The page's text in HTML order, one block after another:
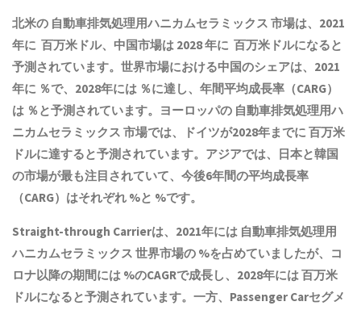
北米の 自動車排気処理用ハニカムセラミックス 市場は、2021
年に 百万米ドル、中国市場は 2028 年に 百万米ドルになると
予測されています。世界市場における中国のシェアは、2021
年に ％で、2028年には ％に達し、年間平均成長率（CARG）
は ％と予測されています。ヨーロッパの 自動車排気処理用ハ
ニカムセラミックス 市場では、ドイツが2028年までに 百万米
ドルに達すると予測されています。アジアでは、日本と韓国
の市場が最も注目されていて、今後6年間の平均成長率
（CARG）はそれぞれ %と %です。
Straight-through Carrierは、2021年には 自動車排気処理用
ハニカムセラミックス 世界市場の %を占めていましたが、コ
ロナ以降の期間には %のCAGRで成長し、2028年には 百万米
ドルになると予測されています。一方、Passenger Carセグメ